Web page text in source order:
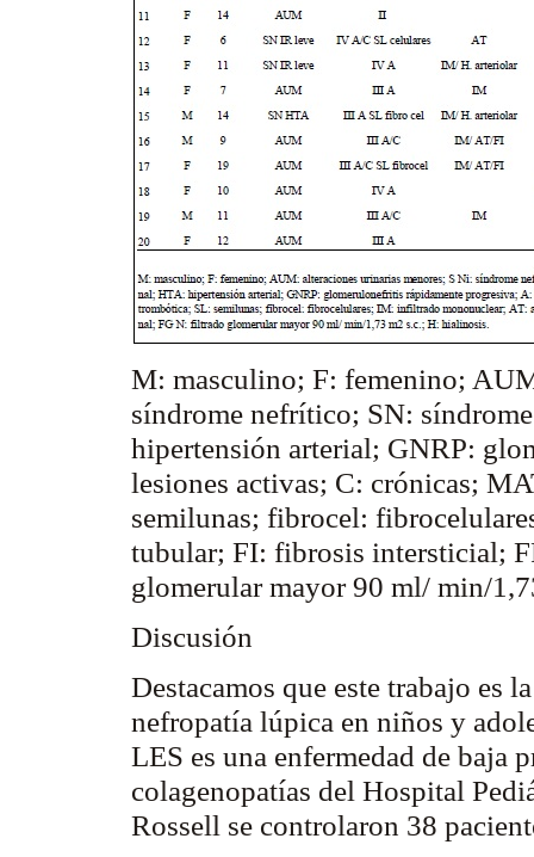
M: masculino; F: femenino;
síndrome nefrítico; SN:
hipertensión arterial; GNRP:
lesiones activas; C: crónicas;
semilunas; fibrocel:
tubular; FI: fibrosis intersticial;
glomerular mayor 90 ml/ min/
Discusión
Destacamos que este trabajo es
nefropatía lúpica en niños y
LES es una enfermedad de baja
colagenopatías del Hospital
Rossell se controlaron 38